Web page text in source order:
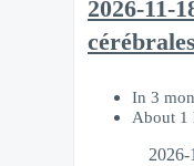
2026-11-
In 3
About 1